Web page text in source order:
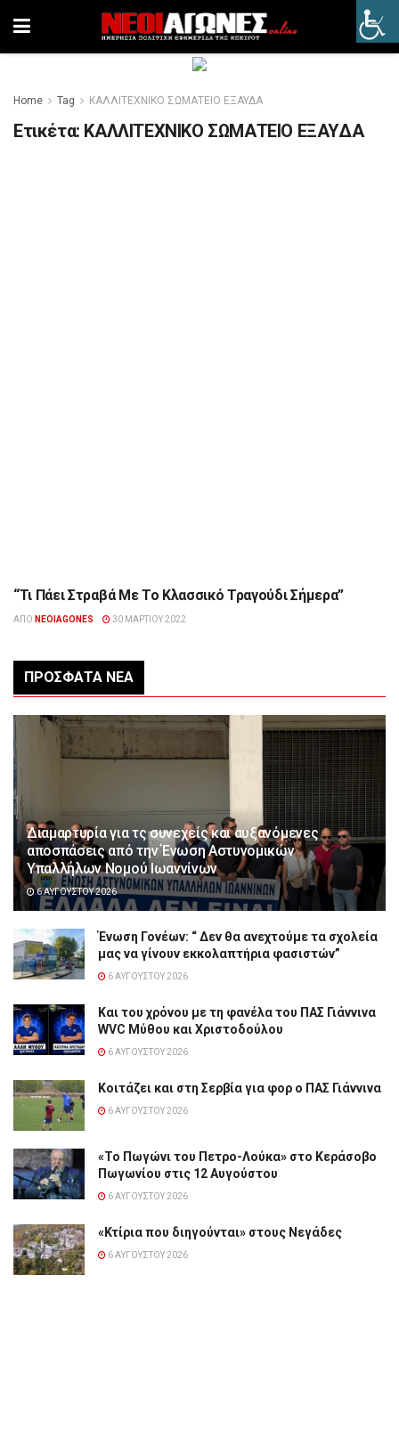
Home Tag ΚΑΛΛΙΤΕΧΝΙΚΟ ΣΩΜΑΤΕΙΟ ΕΞΑΥΔΑ
Ετικέτα: ΚΑΛΛΙΤΕΧΝΙΚΟ ΣΩΜΑΤΕΙΟ ΕΞΑΥΔΑ
ΠΟΛΙΤΙΣΜΌΣ
“Τι Πάει Στραβά Με Το Κλασσικό Τραγούδι Σήμερα”
ΑΠΌ NEOIAGONES 30 ΜΑΡΤΊΟΥ 2022
ΠΡΌΣΦΑΤΑ ΝΈΑ
Διαμαρτυρία για τς συνεχείς και αυξανόμενες
αποσπάσεις από την Ένωση Αστυνομικών
Υπαλλήλων Νομού Ιωαννίνων
6 ΑΥΓΟΎΣΤΟΥ 2026
Ένωση Γονέων: “ Δεν θα ανεχτούμε τα σχολεία
μας να γίνουν εκκολαπτήρια φασιστών”
6 ΑΥΓΟΎΣΤΟΥ 2026
Και του χρόνου με τη φανέλα του ΠΑΣ Γιάννινα
WVC Μύθου και Χριστοδούλου
6 ΑΥΓΟΎΣΤΟΥ 2026
Κοιτάζει και στη Σερβία για φορ ο ΠΑΣ Γιάννινα
6 ΑΥΓΟΎΣΤΟΥ 2026
«Το Πωγώνι του Πετρο-Λούκα» στο Κεράσοβο
Πωγωνίου στις 12 Αυγούστου
6 ΑΥΓΟΎΣΤΟΥ 2026
«Κτίρια που διηγούνται» στους Νεγάδες
6 ΑΥΓΟΎΣΤΟΥ 2026